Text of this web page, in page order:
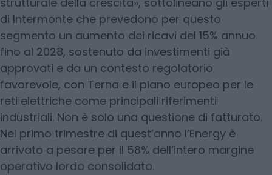
di Intermonte che prevedono per questo
segmento un aumento dei ricavi del 15% annuo
fino al 2028, sostenuto da investimenti già
approvati e da un contesto regolatorio
favorevole, con Terna e il piano europeo per le
reti elettriche come principali riferimenti
industriali. Non è solo una questione di fatturato.
Nel primo trimestre di quest’anno l’Energy è
arrivato a pesare per il 58% dell’intero margine
operativo lordo consolidato.